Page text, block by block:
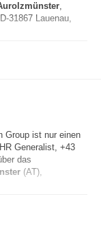
,
31867 Lauenau,
Group ist nur einen
Generalist, +43
das
(AT),